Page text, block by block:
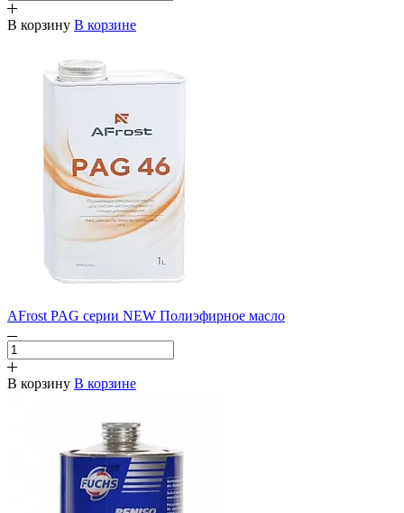
В корзину В корзине
AFrost PAG серии NEW Полиэфирное масло
В корзину В корзине